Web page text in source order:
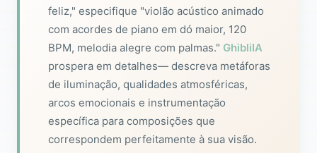
feliz," especifique "violão acústico animado
com acordes de piano em dó maior, 120
BPM, melodia alegre com palmas." GhibliIA
prospera em detalhes— descreva metáforas
de iluminação, qualidades atmosféricas,
arcos emocionais e instrumentação
específica para composições que
correspondem perfeitamente à sua visão.